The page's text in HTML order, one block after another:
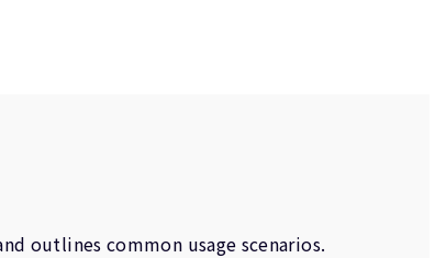
outlines common usage scenarios.